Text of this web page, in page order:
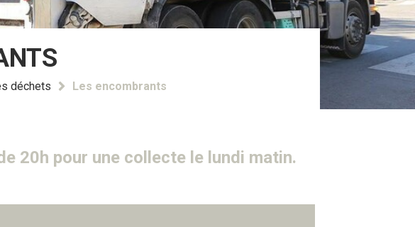
déchets Les encombrants
20h pour une collecte le lundi matin.